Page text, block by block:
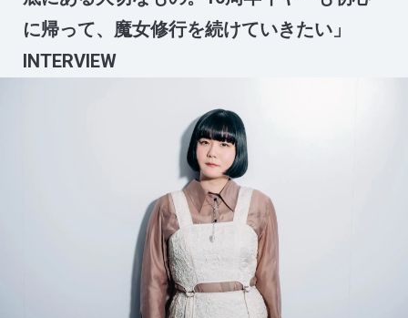
に帰って、魔女修行を続けていきたい」
INTERVIEW